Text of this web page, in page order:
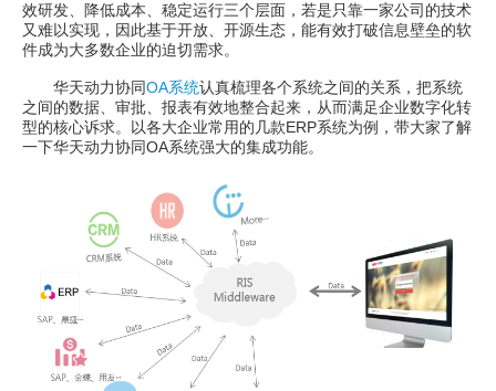
效研发、降低成本、稳定运行三个层面，若是只靠一家公司的技术
又难以实现，因此基于开放、开源生态，能有效打破信息壁垒的软
件成为大多数企业的迫切需求。
华天动力协同OA系统认真梳理各个系统之间的关系，把系统
之间的数据、审批、报表有效地整合起来，从而满足企业数字化转
型的核心诉求。以各大企业常用的几款ERP系统为例，带大家了解
一下华天动力协同OA系统强大的集成功能。